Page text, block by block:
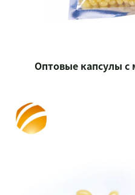
Оптовые капсулы